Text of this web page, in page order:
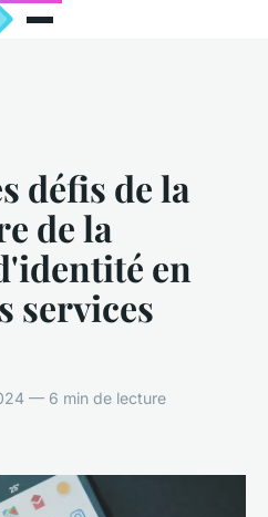
défis de la
de la
en
services
— 6 min de lecture